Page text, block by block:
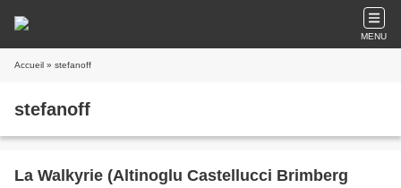
MENU
Accueil » stefanoff
stefanoff
La Walkyrie (Altinoglu Castellucci Brimberg